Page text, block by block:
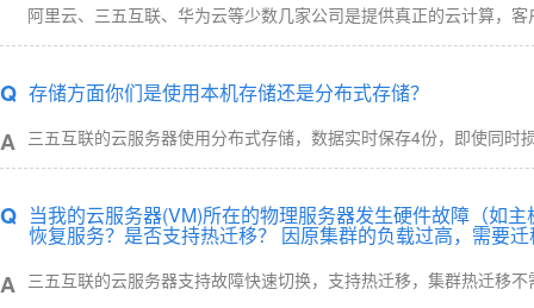
阿里云、三五互联、华为云等少数几家公司是提供真正的云计算，
Q 存储方面你们是使用本机存储还是分布式存储？
A 三五互联的云服务器使用分布式存储，数据实时保存4份，即使同时
Q 当我的云服务器(VM)所在的物理服务器发生硬件故障（如
恢复服务？是否支持热迁移？ 因原集群的负载过高，需要
A 三五互联的云服务器支持故障快速切换，支持热迁移，集群热迁移